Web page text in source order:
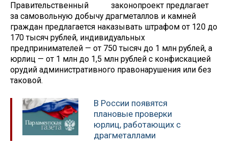
Правительственный законопроект предлагает
за самовольную добычу драгметаллов и камней
граждан предлагается наказывать штрафом от 120 до
170 тысяч рублей, индивидуальных
предпринимателей — от 750 тысяч до 1 млн рублей, а
юрлиц — от 1 млн до 1,5 млн рублей с конфискацией
орудий административного правонарушения или без
таковой.
В России появятся
плановые проверки
юрлиц, работающих с
драгметаллами